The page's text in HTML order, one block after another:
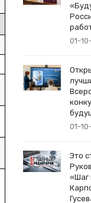
01-
01-
Это
«Шаг